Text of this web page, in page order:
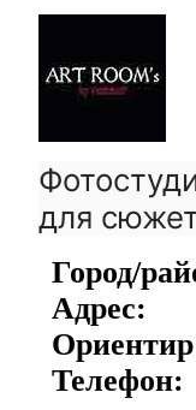
для
Город/
Адрес:
Телефон: